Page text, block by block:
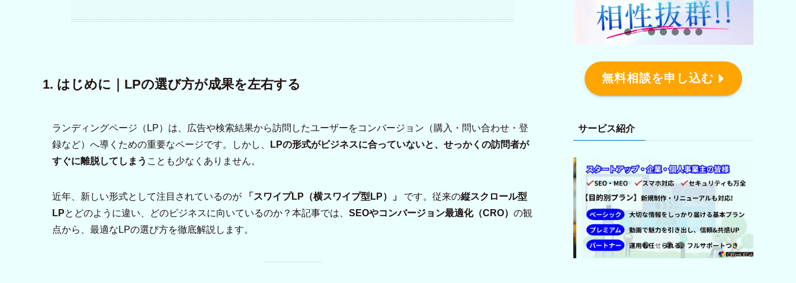
1. はじめに｜LPの選び方が成果を左右する
ランディングページ（LP）は、広告や検索結果から訪問したユーザーをコンバージョン（購入・問い合わせ・登
録など）へ導くための重要なページです。しかし、
LPの形式がビジネスに合っていないと、せっかくの訪問者が
すぐに離脱してしまう ことも少なくありません。
近年、新しい形式として注目されているのが 「スワイプLP（横スワイプ型LP）」 です。従来の縦スクロール型
LPとどのように違い、どのビジネスに向いているのか？本記事では、 SEOやコンバージョン最適化（CRO） の観
点から、最適なLPの選び方を徹底解説します。
無料相談を申し込む
サービス紹介